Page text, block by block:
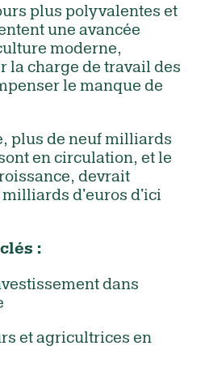
plus polyvalentes et
une avancée
moderne,
la charge de travail des
le manque de
plus de neuf milliards
en circulation, et le
devrait
d'euros d'ici
:
dans
et agricultrices en